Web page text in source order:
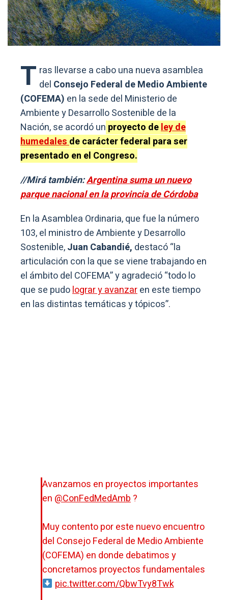
T ras llevarse a cabo una nueva asamblea
del Consejo Federal de Medio Ambiente
(COFEMA) en la sede del Ministerio de
Ambiente y Desarrollo Sostenible de la
Nación, se acordó un proyecto deley de
humedalesde carácter federal para ser
presentado en el Congreso.
//Mirá también:Argentina suma un nuevo
parque nacional en la provincia de Córdoba
En la Asamblea Ordinaria, que fue la número
103, el ministro de Ambiente y Desarrollo
Sostenible,Juan Cabandié, destacó “la
articulación con la que se viene trabajando en
el ámbito del COFEMA” y agradeció “todo lo
que se pudolograr y avanzaren este tiempo
en las distintas temáticas y tópicos”.
Avanzamos en proyectos importantes
en @ConFedMedAmb?
Muy contento por este nuevo encuentro
del Consejo Federal de Medio Ambiente
(COFEMA) en donde debatimos y
concretamos proyectos fundamentales
pic.twitter.com/QbwTvy8Twk